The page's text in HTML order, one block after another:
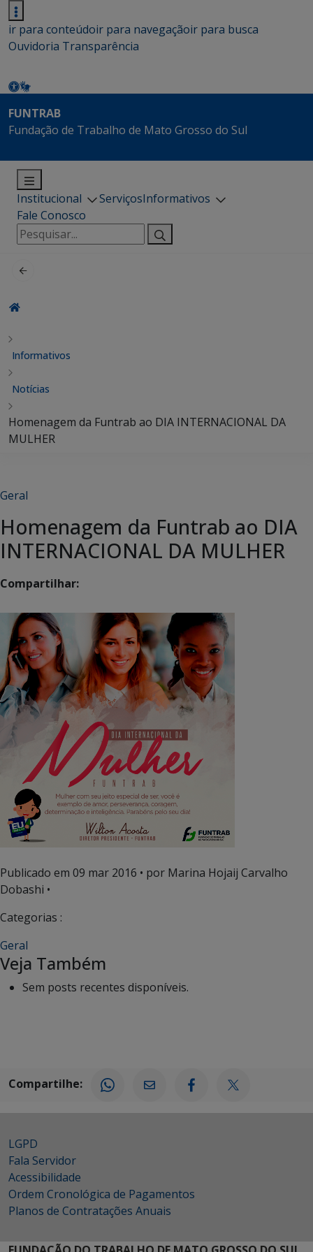
ir para conteúdoir para navegaçãoir para busca
Ouvidoria Transparência
FUNTRAB
Fundação de Trabalho de Mato Grosso do Sul
Institucional ServiçosInformativos
Fale Conosco
Pesquisar
por:
Informativos
Notícias
Homenagem da Funtrab ao DIA INTERNACIONAL DA
MULHER
Geral
Homenagem da Funtrab ao DIA
INTERNACIONAL DA MULHER
Compartilhar:
Publicado em 09 mar 2016 • por Marina Hojaij Carvalho
Dobashi •
Categorias :
Geral
Veja Também
Sem posts recentes disponíveis.
Compartilhe:
LGPD
Fala Servidor
Acessibilidade
Ordem Cronológica de Pagamentos
Planos de Contratações Anuais